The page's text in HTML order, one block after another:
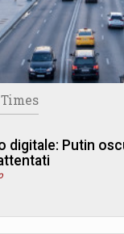
digitale: Putin